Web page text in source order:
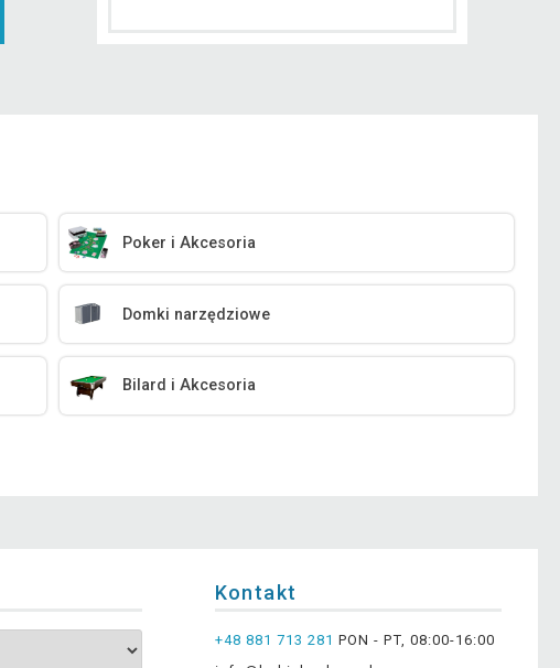
Poker i Akcesoria
Domki narzędziowe
Bilard i Akcesoria
Kontakt
+48 881 713 281 PON - PT, 08:00-16:00